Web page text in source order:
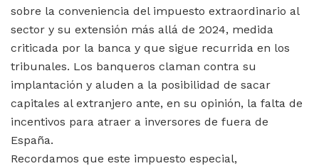
sobre la conveniencia del impuesto extraordinario al
sector y su extensión más allá de 2024, medida
criticada por la banca y que sigue recurrida en los
tribunales. Los banqueros claman contra su
implantación y aluden a la posibilidad de sacar
capitales al extranjero ante, en su opinión, la falta de
incentivos para atraer a inversores de fuera de
España.
Recordamos que este impuesto especial,